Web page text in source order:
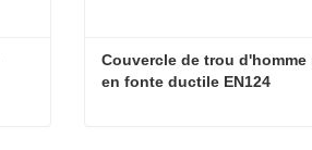
Couvercle de trou d'homme
en fonte ductile EN124